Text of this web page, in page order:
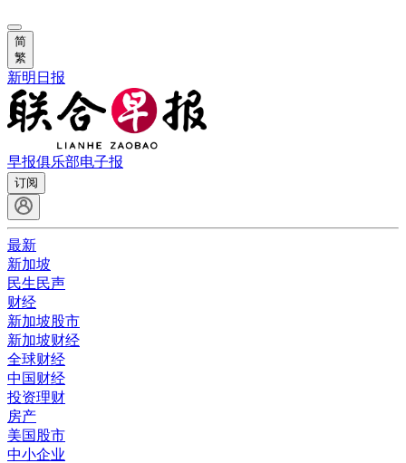
简
繁
新明日报
早报俱乐部电子报
订阅
最新
新加坡
民生民声
财经
新加坡股市
新加坡财经
全球财经
中国财经
投资理财
房产
美国股市
中小企业